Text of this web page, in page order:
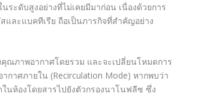
ะดับสูงอย่างที่ไม่เคยมีมาก่อน เนื่องด้วยการ
ละแบคทีเรีย ถือเป็นภารกิจที่สำคัญอย่าง
ณภาพอากาศโดยรวม และจะเปลี่ยนโหมดการ
กาศภายใน (Recirculation Mode) หากพบว่า
นห้องโดยสารไปยังตัวกรองนาโนฟลีซ ซึ่ง